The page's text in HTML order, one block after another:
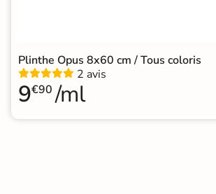
Plinthe Opus 8x60 cm / Tous coloris
2 avis
9€90 /ml